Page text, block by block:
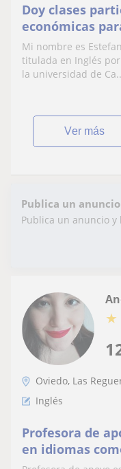
Doy clases
económicas
lengua o
Mi nombre es
titulada en Inglés por
la universidad de
ver más
Publica un anuncio
Publica un anuncio
★
Oviedo, Las
Inglés
Profesora de
en idiomas
También